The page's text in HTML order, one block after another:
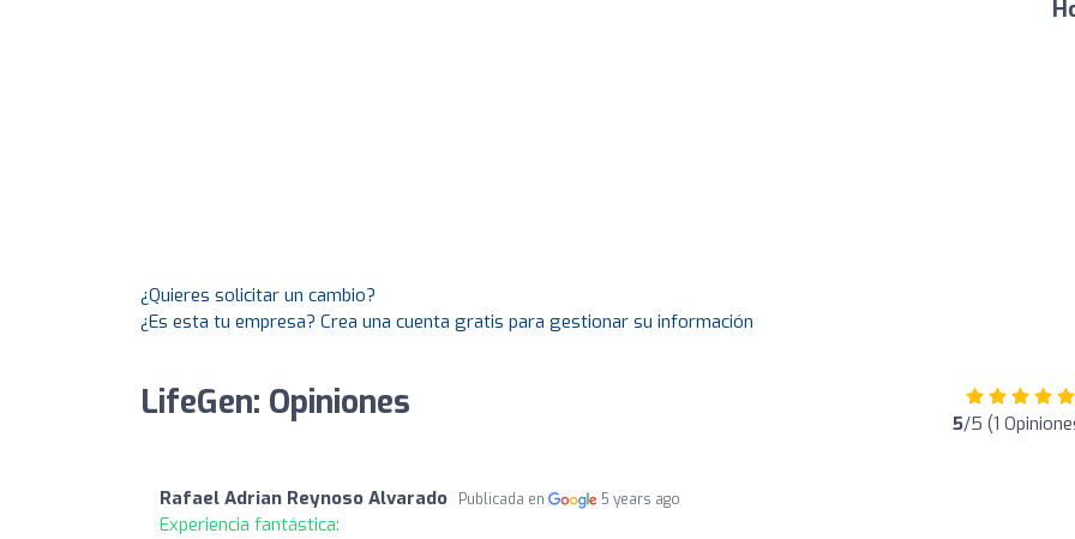
¿Quieres solicitar un cambio?
¿Es esta tu empresa? Crea una cuenta gratis para gestionar su información
LifeGen: Opiniones 5/5 (1
Rafael Adrian Reynoso Alvarado Publicada en 5 years ago
Experiencia fantástica: